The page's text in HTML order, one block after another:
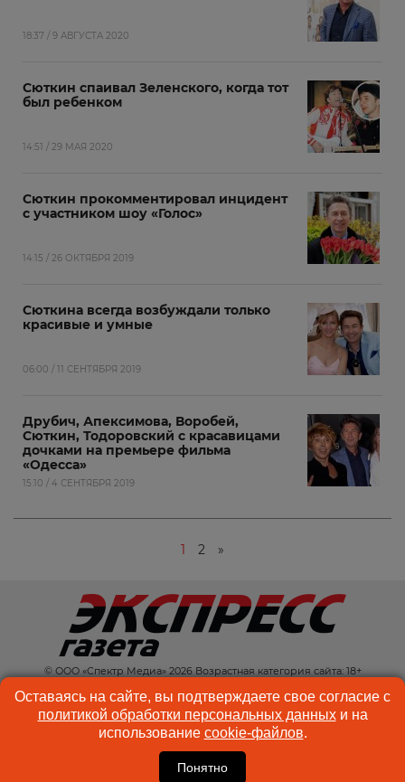
18:37 / 9 АВГУСТА 2020
Сюткин спаивал Зеленского, когда тот
был ребенком
14:51 / 29 МАЯ 2020
Сюткин прокомментировал инцидент
с участником шоу «Голос»
14:15 / 26 ОКТЯБРЯ 2019
Сюткина всегда возбуждали только
красивые и умные
06:00 / 11 СЕНТЯБРЯ 2019
Друбич, Апексимова, Воробей,
Сюткин, Тодоровский с красавицами
дочками на премьере фильма
«Одесса»
15:10 / 4 СЕНТЯБРЯ 2019
1 2 »
© ООО «Спектр Медиа» 2026 Возрастная категория сайта: 18+
КОНТАКТЫ
РЕКЛАМА
КУКИ-ФАЙЛЫ
ПОЛЬЗОВАТЕЛЬСКОЕ
СОГЛАШЕНИЕ
Оставаясь на сайте, вы подтверждаете свое согласие с
политикой обработки персональных данныхи на
использование cookie-файлов.
Понятно